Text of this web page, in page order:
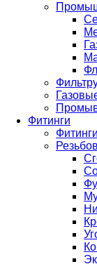
Фитинги
Фитинги